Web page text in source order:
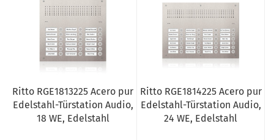
Ritto RGE1813225 Acero pur
Edelstahl-Türstation Audio,
18 WE, Edelstahl
Ritto RGE1814225 Acero pur
Edelstahl-Türstation Audio,
24 WE, Edelstahl